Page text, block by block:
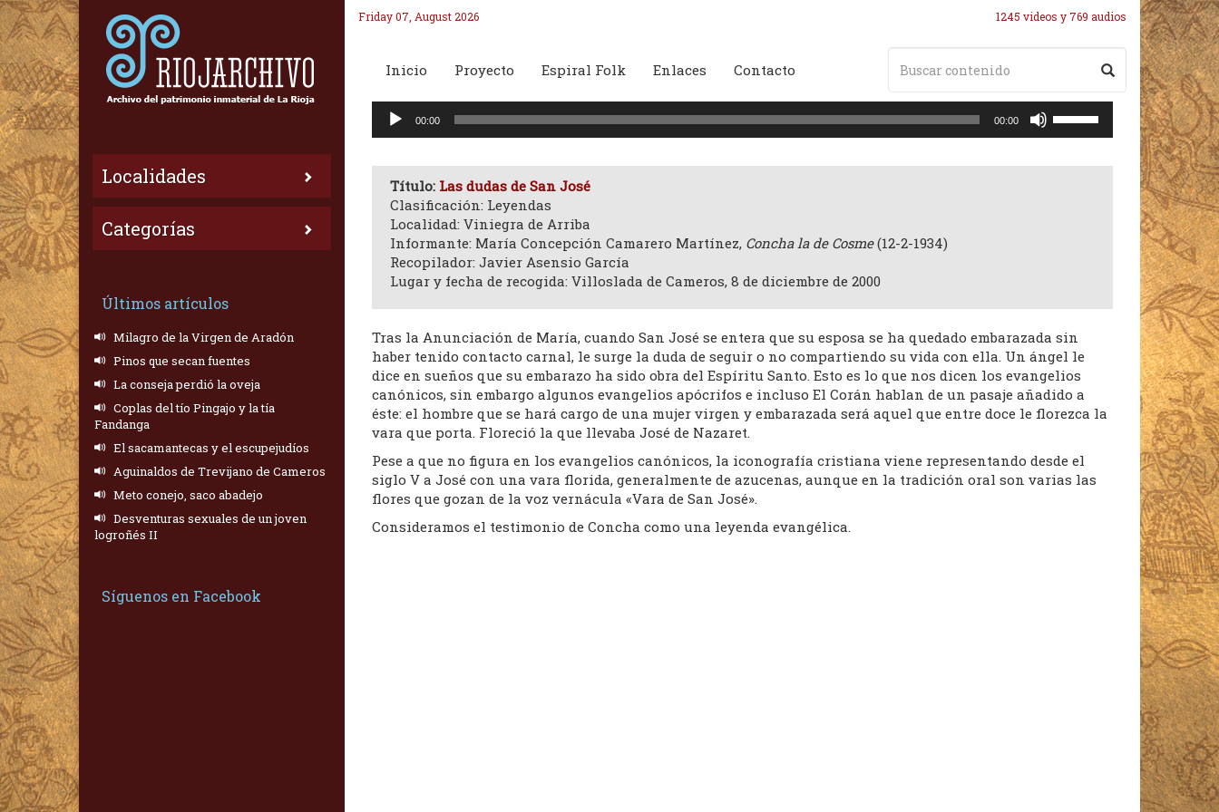
Localidades
Categorías
Últimos artículos
Milagro de la Virgen de Aradón
Pinos que secan fuentes
La conseja perdió la oveja
Coplas del tío Pingajo y la tía
Fandanga
El sacamantecas y el escupejudíos
Aguinaldos de Trevijano de Cameros
Meto conejo, saco abadejo
Desventuras sexuales de un joven
logroñés II
Síguenos en Facebook
Friday 07, August 2026 1245 videos y 769 audios
Inicio Proyecto Espiral Folk Enlaces Contacto
Reproductor
00:00 00:00
de
Título: Las dudas de San José
Clasificación: Leyendas
Localidad: Viniegra de Arriba
Informante: María Concepción Camarero Martínez, Concha la de Cosme(12-2-1934)
Recopilador: Javier Asensio García
Lugar y fecha de recogida: Villoslada de Cameros, 8 de diciembre de 2000
Tras la Anunciación de María, cuando San José se entera que su esposa se ha quedado embarazada sin
haber tenido contacto carnal, le surge la duda de seguir o no compartiendo su vida con ella. Un ángel le
dice en sueños que su embarazo ha sido obra del Espíritu Santo. Esto es lo que nos dicen los evangelios
canónicos, sin embargo algunos evangelios apócrifos e incluso El Corán hablan de un pasaje añadido a
éste: el hombre que se hará cargo de una mujer virgen y embarazada será aquel que entre doce le florezca la
vara que porta. Floreció la que llevaba José de Nazaret.
Pese a que no figura en los evangelios canónicos, la iconografía cristiana viene representando desde el
siglo V a José con una vara florida, generalmente de azucenas, aunque en la tradición oral son varias las
flores que gozan de la voz vernácula «Vara de San José».
Consideramos el testimonio de Concha como una leyenda evangélica.